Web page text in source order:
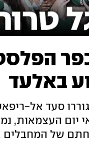
באלעד
סעד אל-
יום העצמאות,